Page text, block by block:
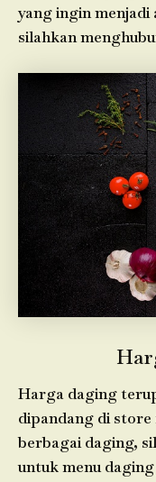
yang ingin
silahkan
Harga daging
dipandang di
berbagai daging,
untuk menu